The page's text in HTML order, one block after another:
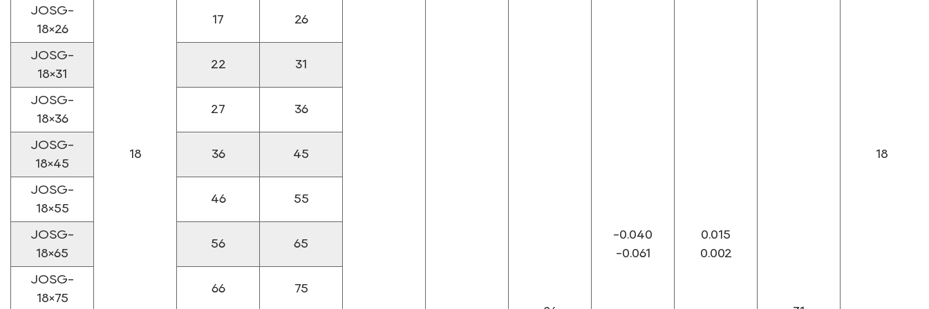
-0.040
-0.061
0.015
0.002
JOSG-
18×26
18
17 26
18
JOSG-
18×31
22 31
JOSG-
18×36
27 36
JOSG-
18×45
36 45
JOSG-
18×55
46 55
JOSG-
18×65
56 65
JOSG-
18×75
66 75